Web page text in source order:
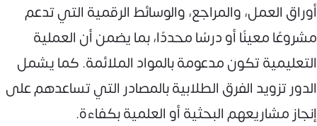
أوراق العمل، والمراجع، والوسائط الرقمية التي تدعم
مشروعًا معينًا أو درسًا محددًا، بما يضمن أن العملية
التعليمية تكون مدعومة بالمواد الملائمة. كما يشمل
الدور تزويد الفرق الطلابية بالمصادر التي تساعدهم على
إنجاز مشاريعهم البحثية أو العلمية بكفاءة.